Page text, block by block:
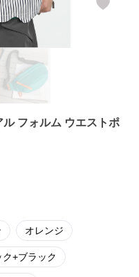
フォルム ウエストポ
オレンジ
ク+ブラック